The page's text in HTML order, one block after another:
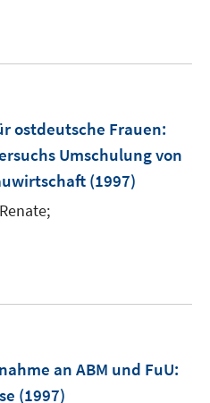
ostdeutsche Frauen:
Umschulung von
(1997)
an ABM und FuU:
(1997)